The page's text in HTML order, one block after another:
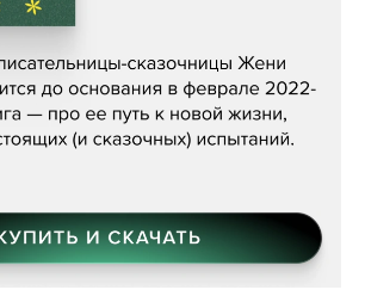
«(Не) о войне»